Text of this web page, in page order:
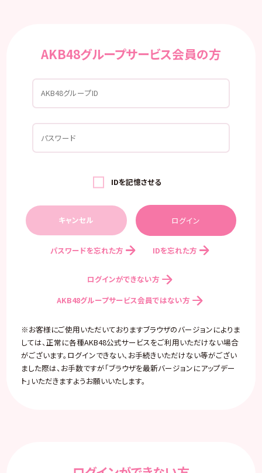
AKB48グループサービス会員の方
IDを記憶させる
キャンセル
パスワードを忘れた方 IDを忘れた方
ログインができない方
AKB48グループサービス会員ではない方
※お客様にご使用いただいておりますブラウザのバージョンによりま
しては、正常に各種AKB48公式サービスをご利用いただけない場合
がございます。ログインできない、お手続きいただけない等がござい
ました際は、お手数ですが「ブラウザを最新バージョンにアップデー
ト」いただきますようお願いいたします。